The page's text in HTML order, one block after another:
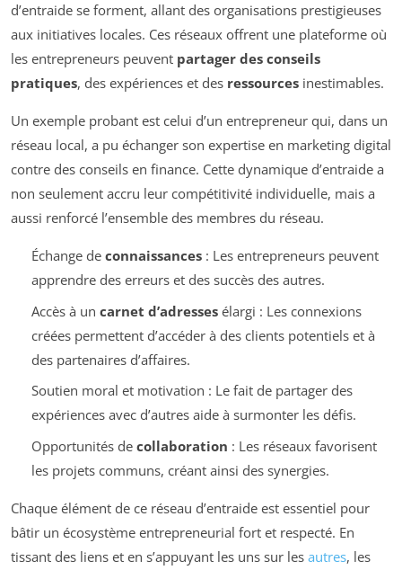
d’entraide se forment, allant des organisations prestigieuses
aux initiatives locales. Ces réseaux offrent une plateforme où
les entrepreneurs peuvent partager des conseils
pratiques, des expériences et des ressources inestimables.
Un exemple probant est celui d’un entrepreneur qui, dans un
réseau local, a pu échanger son expertise en marketing digital
contre des conseils en finance. Cette dynamique d’entraide a
non seulement accru leur compétitivité individuelle, mais a
aussi renforcé l’ensemble des membres du réseau.
Échange de connaissances: Les entrepreneurs peuvent
apprendre des erreurs et des succès des autres.
Accès à un carnet d’adressesélargi : Les connexions
créées permettent d’accéder à des clients potentiels et à
des partenaires d’affaires.
Soutien moral et motivation : Le fait de partager des
expériences avec d’autres aide à surmonter les défis.
Opportunités de collaboration : Les réseaux favorisent
les projets communs, créant ainsi des synergies.
Chaque élément de ce réseau d’entraide est essentiel pour
bâtir un écosystème entrepreneurial fort et respecté. En
tissant des liens et en s’appuyant les uns sur les autres, les